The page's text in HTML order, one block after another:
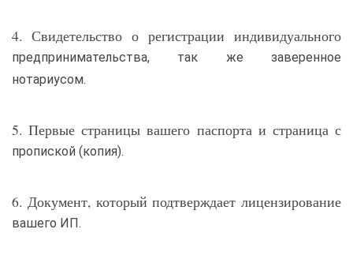
4. Свидетельство о регистрации индивидуального
предпринимательства, так же заверенное
нотариусом.
5. Первые страницы вашего паспорта и страница с
пропиской (копия).
6. Документ, который подтверждает лицензирование
вашего ИП.